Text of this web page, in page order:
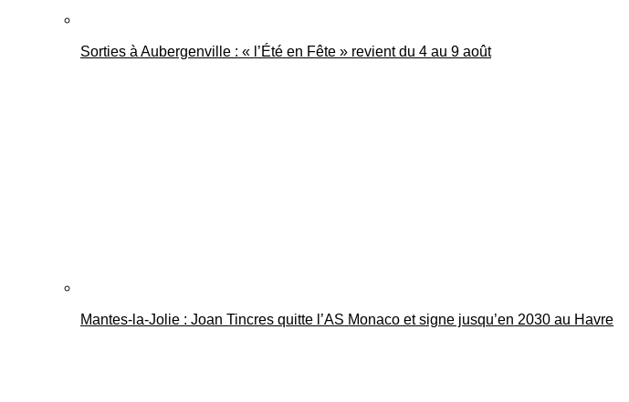
Sorties à Aubergenville : « l’Été en Fête » revient du 4 au 9 août
Mantes-la-Jolie : Joan Tincres quitte l’AS Monaco et signe jusqu’en 2030 au Havre